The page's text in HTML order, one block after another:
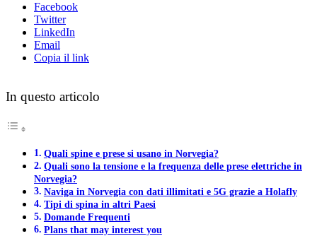
Facebook
Twitter
LinkedIn
Email
Copia il link
In questo articolo
Quali spine e prese si usano in Norvegia?
Quali sono la tensione e la frequenza delle prese elettriche in
Norvegia?
Naviga in Norvegia con dati illimitati e 5G grazie a Holafly
Tipi di spina in altri Paesi
Domande Frequenti
Plans that may interest you